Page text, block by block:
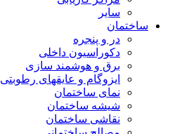
سایر
ساختمان
در و پنجره
دکوراسیون داخلی
برق و هوشمند سازی
ایزوگام و عایقهای رطوبتی
نمای ساختمان
شیشه ساختمان
نقاشی ساختمان